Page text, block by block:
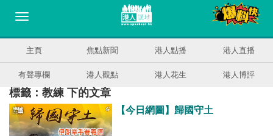
主頁 焦點新聞 港人點播 港人直播
有聲專欄 港人觀點 港人花生 港人博評
標籤：教練 下的文章
【今日網圖】歸國守土